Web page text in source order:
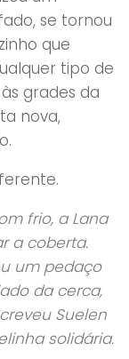
se tornou
que
tipo de
grades da
nova,
frio, a Lana
a coberta.
um pedaço
da cerca,
Suelen
solidária.